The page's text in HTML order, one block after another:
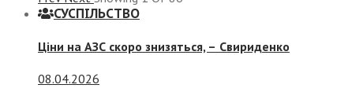
СУСПIЛЬСТВО
Ціни на АЗС скоро знизяться, – Свириденко
08.04.2026